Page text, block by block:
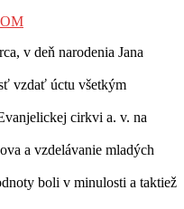
v deň narodenia Jana
vzdať úctu všetkým
cirkvi a. v. na
a vzdelávanie mladých
boli v minulosti a taktiež